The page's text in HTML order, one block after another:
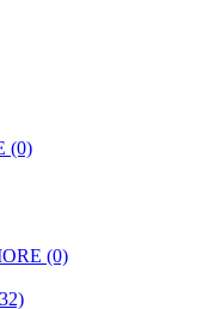
(0)
(0)